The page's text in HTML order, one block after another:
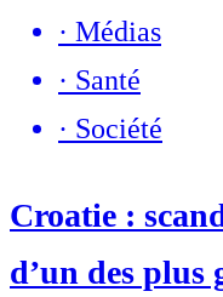
· Médias
· Santé
· Société
Croatie :
d’un des